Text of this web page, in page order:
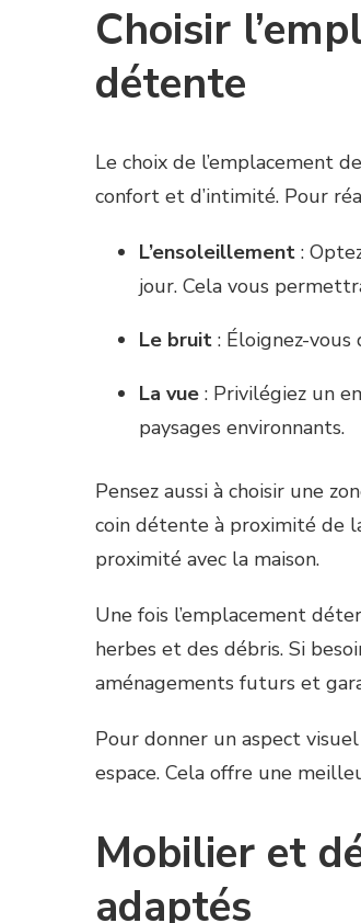
Choisir
détente
Le choix de l’emplacement
confort et d’intimité. Pour
L’ensoleillement :
jour. Cela vous
Le bruit : Éloignez-
La vue : Privilégiez un
paysages environnants.
Pensez aussi à choisir une
coin détente à proximité de
proximité avec la maison.
Une fois l’emplacement
herbes et des débris. Si
aménagements futurs et
Pour donner un aspect
espace. Cela offre une
Mobilier et
adaptés